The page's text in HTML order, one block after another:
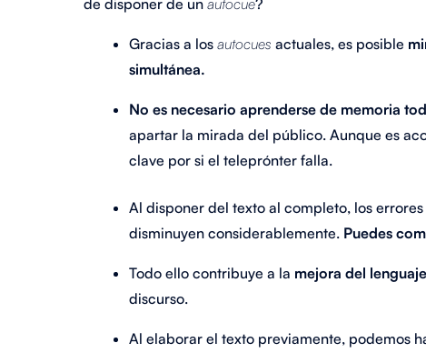
Gracias a los autocues actuales, es posible
simultánea.
No es necesario aprenderse de memoria
apartar la mirada del público. Aunque es
clave por si el teleprónter falla.
Al disponer del texto al completo, los
disminuyen considerablemente. Puedes
Todo ello contribuye a la mejora del
discurso.
Al elaborar el texto previamente, podemos